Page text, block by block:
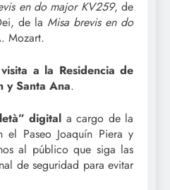
en do major KV259, de
de la Misa brevis en do
Mozart.
a la Residencia de
y Santa Ana.
digital a cargo de la
el Paseo Joaquín Piera y
al público que siga las
de seguridad para evitar